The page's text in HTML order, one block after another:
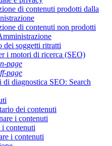
di contenuti prodotti dalla
di contenuti non prodotti
dei soggetti ritratti
i motori di ricerca (SEO)
page
page
di diagnostica SEO: Search
dei contenuti
i contenuti
contenuti
i contenuti